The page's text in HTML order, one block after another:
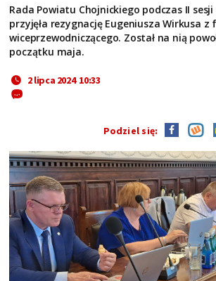
Rada Powiatu Chojnickiego podczas II sesji
przyjęła rezygnację Eugeniusza Wirkusa z
wiceprzewodniczącego. Został na nią
początku maja.
2 lipca 2024 10:33
Podziel się: